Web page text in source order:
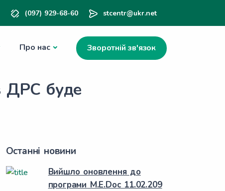
(097) 929-68-60 stcentr@ukr.net
Про нас Зворотній зв'язок
ДРС буде
Останні новини
Вийшло оновлення до
програми M.E.Doc 11.02.209